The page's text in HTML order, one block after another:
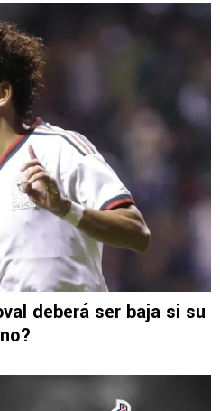
deberá ser baja si su